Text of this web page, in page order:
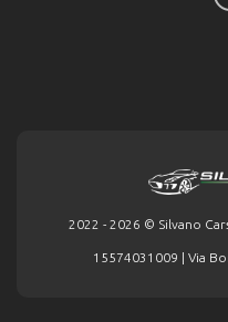
2022 - 2026 © Silvano
15574031009 | Via